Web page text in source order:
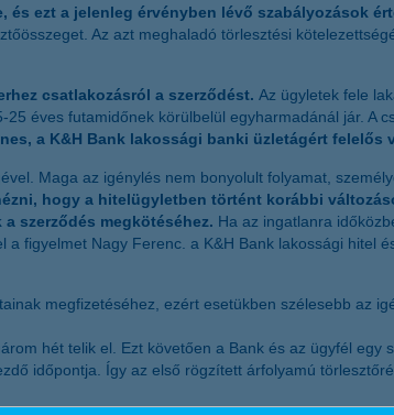
ezt a jelenleg érvényben lévő szabályozások
Az azt meghaladó törlesztési
csatlakozásról a szerződést. Az ügyletek fele
éves futamidőnek körülbelül egyharmadánál jár. A
a K&H Bank lakossági banki üzletágért felelős
Maga az igénylés nem bonyolult folyamat,
hogy a hitelügyletben történt korábbi
szerződés megkötéséhez. Ha az ingatlanra
figyelmet Nagy Ferenc. a K&H Bank lakossági hitel
megfizetéséhez, ezért esetükben szélesebb az
hét telik el. Ezt követően a Bank és az ügyfél egy
időpontja. Így az első rögzített árfolyamú